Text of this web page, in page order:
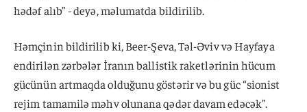
hədəf alıb” - deyə, məlumatda bildirilib.
Həmçinin bildirilib ki, Beer-Şeva, Təl-Əviv və Hayfaya
endirilən zərbələr İranın ballistik raketlərinin hücum
gücünün artmaqda olduğunu göstərir və bu güc “sionist
rejim tamamilə məhv olunana qədər davam edəcək”.